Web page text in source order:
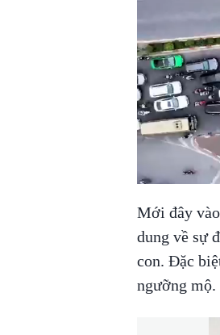
Mới đây
dung về sự
con. Đặc
ngưỡng mộ.